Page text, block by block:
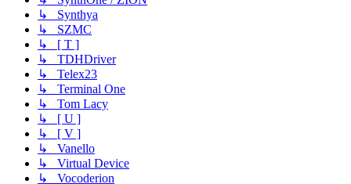
↳ Synthya
↳ SZMC
↳ [ T ]
↳ TDHDriver
↳ Telex23
↳ Terminal One
↳ Tom Lacy
↳ [ U ]
↳ [ V ]
↳ Vanello
↳ Virtual Device
↳ Vocoderion